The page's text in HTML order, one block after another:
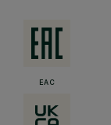
EAC